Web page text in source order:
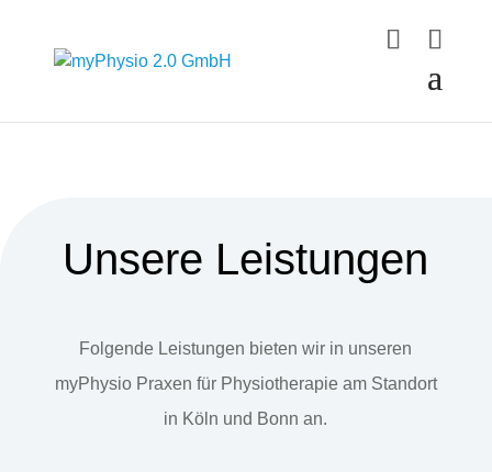
Unsere Leistungen
Folgende Leistungen bieten wir in unseren
myPhysio Praxen für Physiotherapie am Standort
in Köln und Bonn an.